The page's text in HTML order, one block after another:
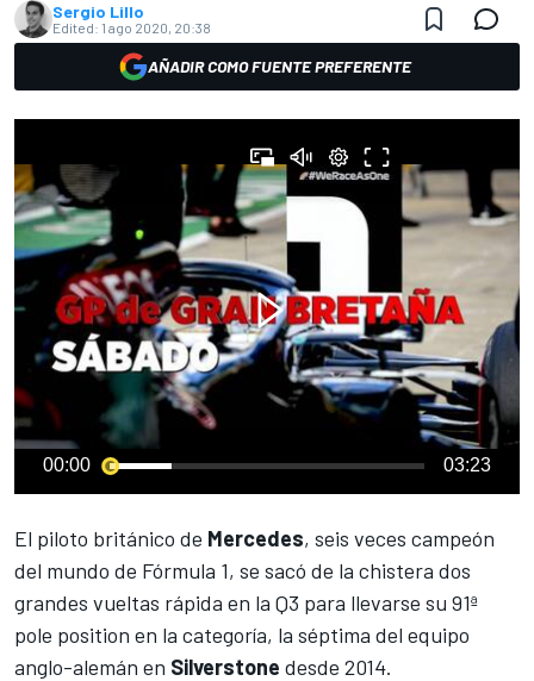
Sergio Lillo
Edited: 1 ago 2020, 20:38
AÑADIR COMO FUENTE PREFERENTE
00:00 03:23
El piloto británico de Mercedes, seis veces campeón
del mundo de Fórmula 1, se sacó de la chistera dos
grandes vueltas rápida en la Q3 para llevarse su 91ª
pole position en la categoría, la séptima del equipo
anglo-alemán en Silverstone desde 2014.